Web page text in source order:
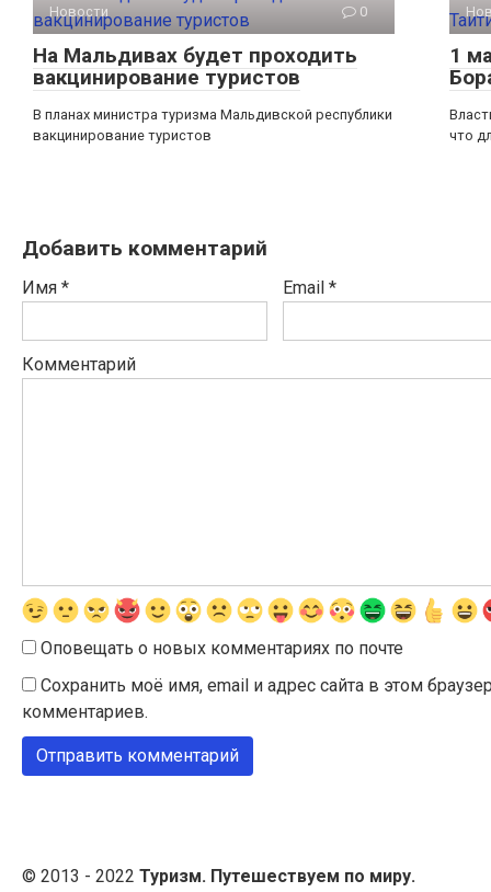
Новости 0
На Мальдивах будет проходить
вакцинирование туристов
В планах министра туризма Мальдивской республики
вакцинирование туристов
1
что
Добавить комментарий
Имя * Email *
Комментарий
Оповещать о новых комментариях по почте
Сохранить моё имя, email и адрес сайта в этом
комментариев.
© 2013 - 2022 Туризм. Путешествуем по миру.